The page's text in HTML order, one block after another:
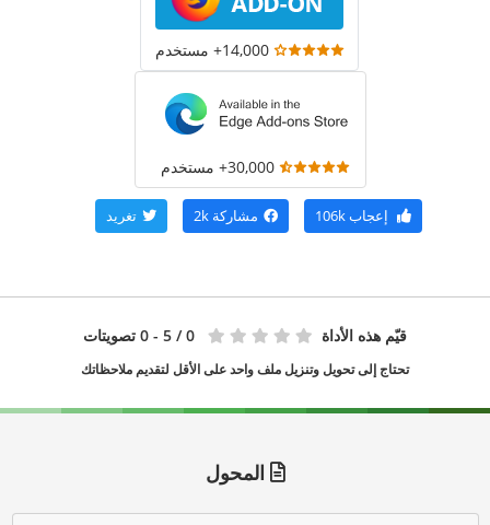
14,000+ مستخدم
30,000+ مستخدم
إعجاب106k مشاركة 2k تغريد
قيّم هذه الأداة 0 / 5 - 0 تصويتات
تحتاج إلى تحويل وتنزيل ملف واحد على الأقل لتقديم ملاحظاتك
المحول